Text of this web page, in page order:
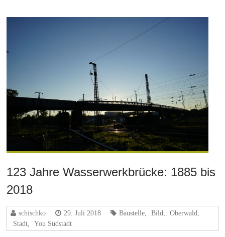
123 Jahre Wasserwerkbrücke: 1885 bis
2018
schischko 29. Juli 2018 Baustelle Bild Oberwald
Stadt
You Südstadt